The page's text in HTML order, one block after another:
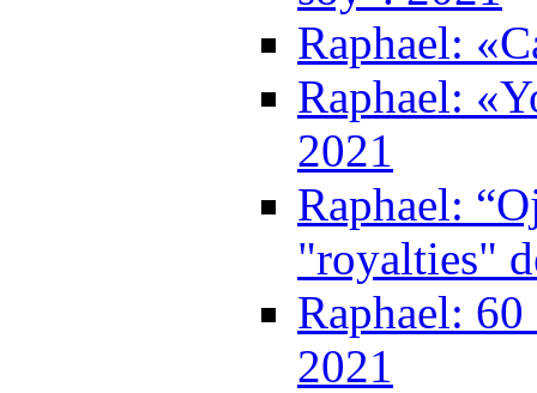
Raphael:
Raphael:
2021
Raphael:
"royalties"
Raphael:
2021